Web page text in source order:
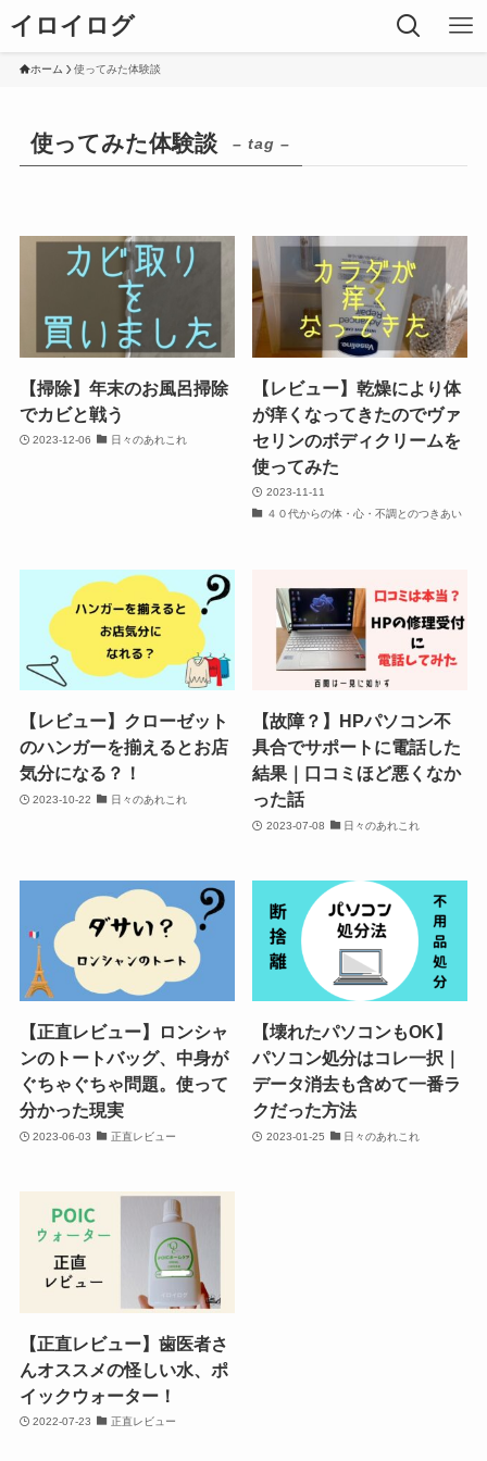
イロイログ
ホーム 使ってみた体験談
使ってみた体験談 – tag –
【掃除】年末のお風呂掃除
でカビと戦う
2023-12-06 日々のあれこれ
【レビュー】乾燥により体
が痒くなってきたのでヴァ
セリンのボディクリームを
使ってみた
2023-11-11
４０代からの体・心・不調とのつきあい
【レビュー】クローゼット
のハンガーを揃えるとお店
気分になる？！
2023-10-22 日々のあれこれ
【故障？】HPパソコン不
具合でサポートに電話した
結果｜口コミほど悪くなか
った話
2023-07-08 日々のあれこれ
【正直レビュー】ロンシャ
ンのトートバッグ、中身が
ぐちゃぐちゃ問題。使って
分かった現実
2023-06-03 正直レビュー
【壊れたパソコンもOK】
パソコン処分はコレ一択｜
データ消去も含めて一番ラ
クだった方法
2023-01-25 日々のあれこれ
【正直レビュー】歯医者さ
んオススメの怪しい水、ポ
イックウォーター！
2022-07-23 正直レビュー